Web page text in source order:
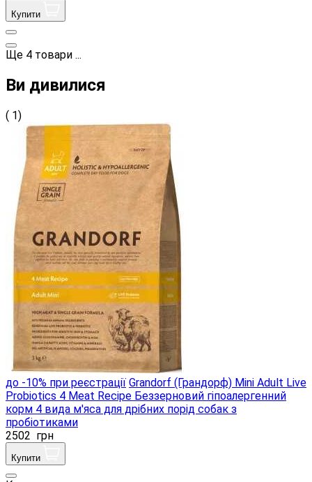
Купити
Ще 4 товари ...
Ви дивилися
( 1)
до -10% при реєстрації Grandorf (Грандорф) Mini Adult Live
Probiotics 4 Meat Recipe Беззерновий гіпоалергенний
корм 4 вида м'яса для дрібних порід собак з
пробіотиками
2502 грн
Купити